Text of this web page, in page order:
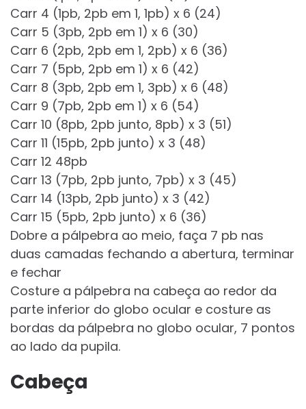
Carr 4 (1pb, 2pb em 1, 1pb) x 6 (24)
Carr 5 (3pb, 2pb em 1) x 6 (30)
Carr 6 (2pb, 2pb em 1, 2pb) x 6 (36)
Carr 7 (5pb, 2pb em 1) x 6 (42)
Carr 8 (3pb, 2pb em 1, 3pb) x 6 (48)
Carr 9 (7pb, 2pb em 1) x 6 (54)
Carr 10 (8pb, 2pb junto, 8pb) x 3 (51)
Carr 11 (15pb, 2pb junto) x 3 (48)
Carr 12 48pb
Carr 13 (7pb, 2pb junto, 7pb) x 3 (45)
Carr 14 (13pb, 2pb junto) x 3 (42)
Carr 15 (5pb, 2pb junto) x 6 (36)
Dobre a pálpebra ao meio, faça 7 pb nas
duas camadas fechando a abertura, terminar
e fechar
Costure a pálpebra na cabeça ao redor da
parte inferior do globo ocular e costure as
bordas da pálpebra no globo ocular, 7 pontos
ao lado da pupila.
Cabeça